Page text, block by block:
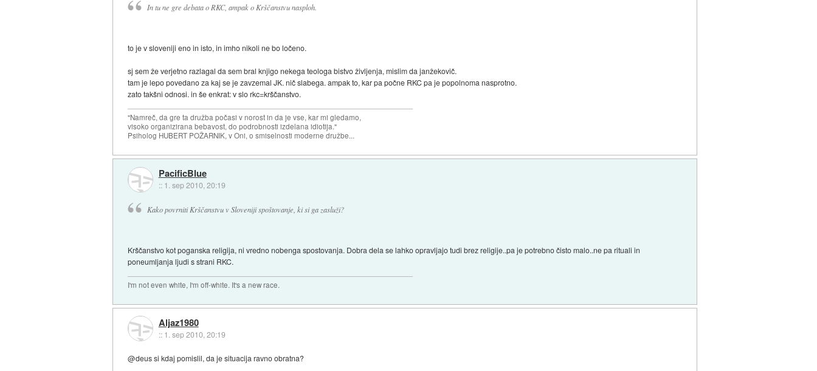
In tu ne gre debata o RKC, ampak o Krščanstvu nasploh.
to je v sloveniji eno in isto, in imho nikoli ne bo ločeno.
sj sem že verjetno razlagal da sem bral knjigo nekega teologa bistvo življenja, mislim da janžekovič.
tam je lepo povedano za kaj se je zavzemal JK. nič slabega. ampak to, kar pa počne RKC pa je popolnoma nasprotno.
zato takšni odnosi. in še enkrat: v slo rkc=krščanstvo.
"Namreč, da gre ta družba počasi v norost in da je vse, kar mi gledamo,
visoko organizirana bebavost, do podrobnosti izdelana idiotija."
Psiholog HUBERT POŽARNIK, v Oni, o smiselnosti moderne družbe...
PacificBlue
:: 1. sep 2010, 20:19
Kako povrniti Krščanstvu v Sloveniji spoštovanje, ki si ga zasluži?
Krščanstvo kot poganska religija, ni vredno nobenga spostovanja. Dobra dela se lahko opravljajo tudi brez religije..pa je potrebno čisto malo..ne pa rituali in
poneumljanja ljudi s strani RKC.
I'm not even white, I'm off-white. It's a new race.
Aljaz1980
:: 1. sep 2010, 20:19
@deus si kdaj pomislil, da je situacija ravno obratna?